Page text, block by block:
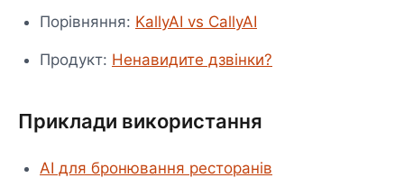
Порівняння: KallyAI vs CallyAI
Продукт: Ненавидите дзвінки?
Приклади використання
AI для бронювання ресторанів